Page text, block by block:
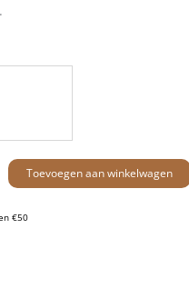
Toevoegen aan winkelwagen
€50